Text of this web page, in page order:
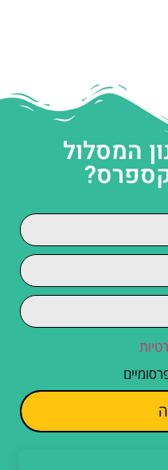
המסלול